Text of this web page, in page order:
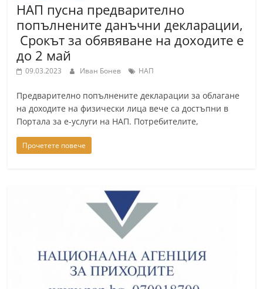
НАП пусна предварително
попълнените данъчни декларации,
Срокът за обявяване на доходите е
до 2 май
09.03.2023 Иван Бонев НАП
Предварително попълнените декларации за облагане
на доходите на физически лица вече са достъпни в
Портала за е-услуги на НАП. Потребителите,
Прочетете повече